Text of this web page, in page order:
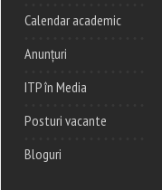
Calendar academic
Anunțuri
ITP în Media
Posturi vacante
Bloguri